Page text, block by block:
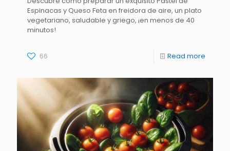
Espinacas y Queso Feta en freidora de aire, un plato
vegetariano, saludable y griego, ¡en menos de 40
minutos!
66 Read more